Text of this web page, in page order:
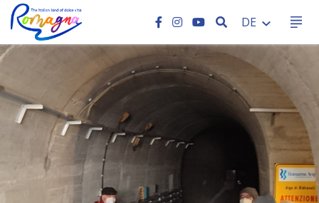
SEARCH
DE